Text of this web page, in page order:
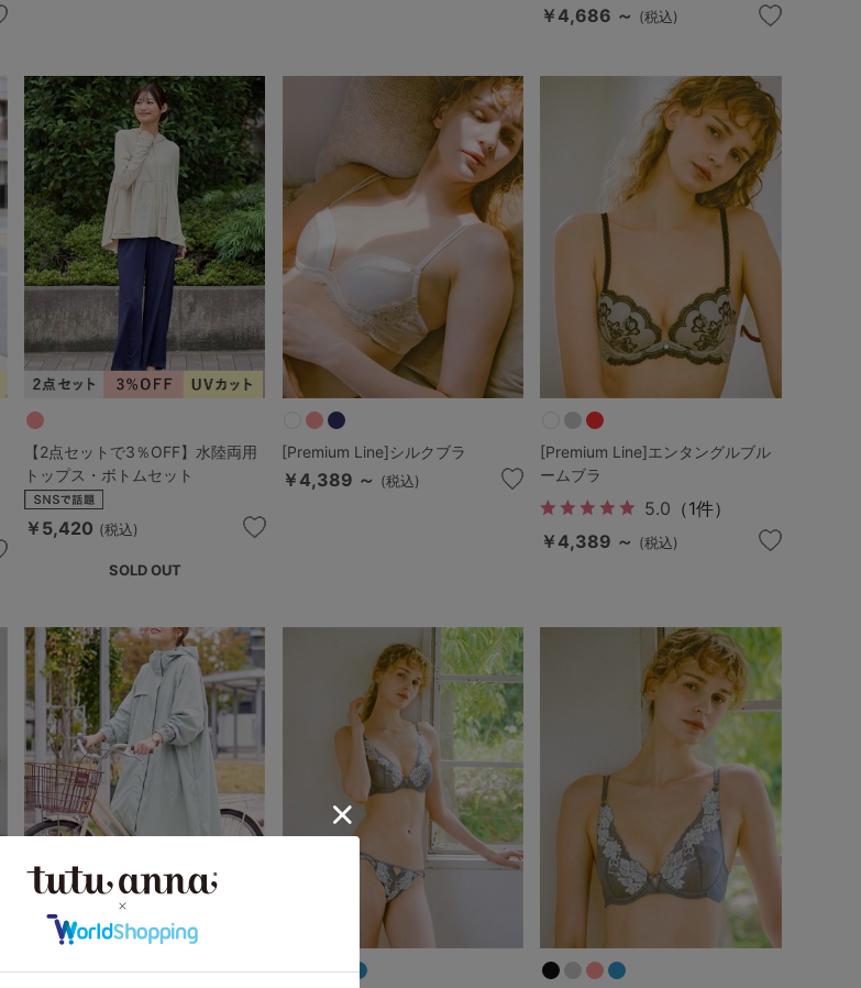
検索を閉じる
￥4,686 ～ (税込)
【2点セットで3％OFF】水陸両用
トップス・ボトムセット
￥5,420 (税込)
SOLD OUT
[Premium Line]シルクブラ
￥4,389 ～ (税込)
[Premium Line]エンタングルブル
ームブラ
5.0 （1件）
￥4,389 ～ (税込)